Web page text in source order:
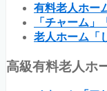
有料老人ホー
「チャーム」
老人ホーム「
高級有料老人ホ